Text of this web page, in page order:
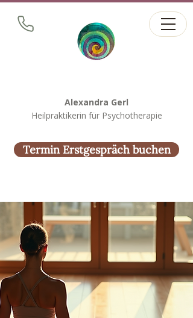
Alexandra Gerl
Heilpraktikerin für Psychotherapie
Termin Erstgespräch buchen